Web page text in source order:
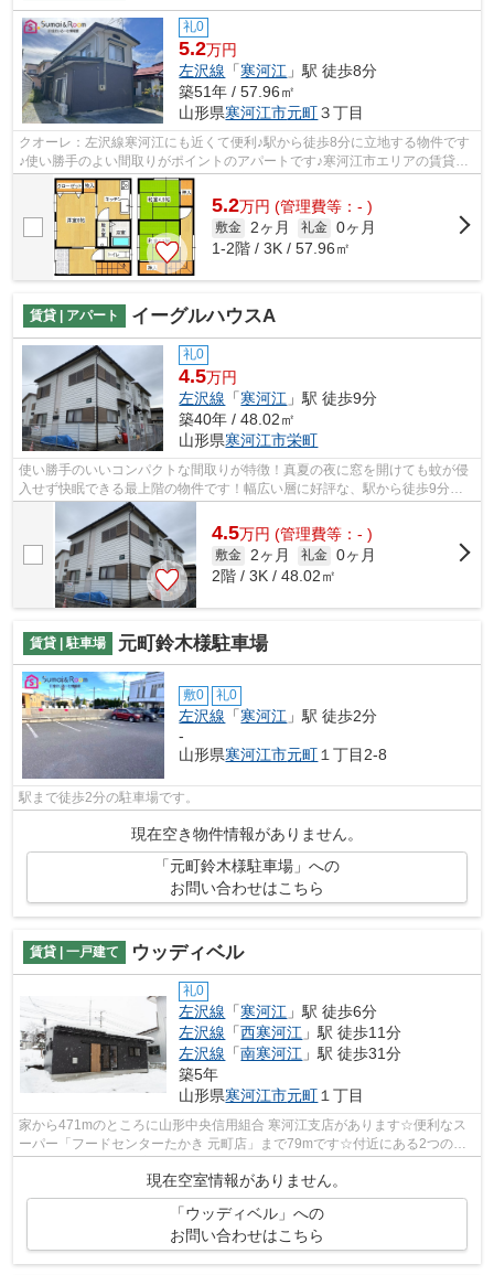
礼0
5.2万円
左沢線 「寒河江 」駅 徒歩8分
築51年 / 57.96㎡
山形県寒河江市元町３丁目
クオーレ：左沢線寒河江にも近くて便利♪駅から徒歩8分に立地する物件です
♪使い勝手のよい間取りがポイントのアパートです♪寒河江市エリアの賃貸探
しなら当社にお任せください♪左沢線寒...
5.2万円 (管理費等：- )
敷金 2ヶ月 礼金 0ヶ月
1-2階 / 3K / 57.96㎡
賃貸 | アパート イーグルハウスA
礼0
4.5万円
左沢線 「寒河江 」駅 徒歩9分
築40年 / 48.02㎡
山形県寒河江市栄町
使い勝手のいいコンパクトな間取りが特徴！真夏の夜に窓を開けても蚊が侵
入せず快眠できる最上階の物件です！幅広い層に好評な、駅から徒歩9分に
立地する物件です！左沢線寒河江近辺の...
4.5万円 (管理費等：- )
敷金 2ヶ月 礼金 0ヶ月
2階 / 3K / 48.02㎡
賃貸 | 駐車場 元町鈴木様駐車場
敷0 礼0
左沢線 「寒河江 」駅 徒歩2分
-
山形県寒河江市元町 １丁目2-8
駅まで徒歩2分の駐車場です。
現在空き物件情報がありません。
「元町鈴木様駐車場」への
お問い合わせはこちら
賃貸 | 一戸建て ウッディベル
礼0
左沢線 「寒河江 」駅 徒歩6分
左沢線 「西寒河江 」駅 徒歩11分
左沢線 「南寒河江 」駅 徒歩31分
築5年
山形県寒河江市元町１丁目
家から471mのところに山形中央信用組合 寒河江支店があります☆便利なス
ーパー「フードセンターたかき 元町店」まで79mです☆付近にある2つの駅
現在空室情報がありません。
「ウッディベル」への
お問い合わせはこちら